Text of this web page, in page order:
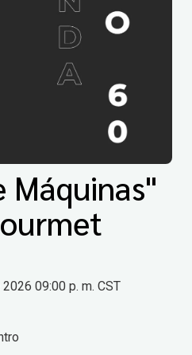
Máquinas"
09:00 p. m. CST